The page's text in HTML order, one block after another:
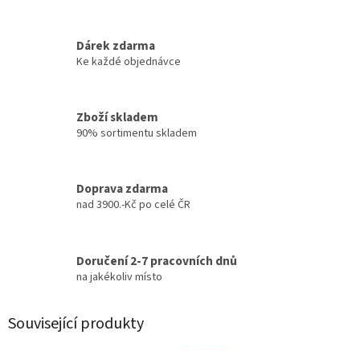
Dárek zdarma
Ke každé objednávce
Zboží skladem
90% sortimentu skladem
Doprava zdarma
nad 3900.-Kč po celé ČR
Doručení 2-7 pracovních dnů
na jakékoliv místo
Související produkty